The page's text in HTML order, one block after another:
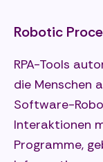
Robotic
RPA-Tools
die Menschen
Software-
Interaktionen
Programme,